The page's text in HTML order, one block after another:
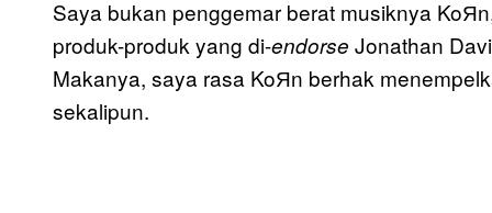
Saya bukan penggemar berat musiknya
produk-produk yang di-endorse Jonathan
Makanya, saya rasa KoЯn berhak
sekalipun.